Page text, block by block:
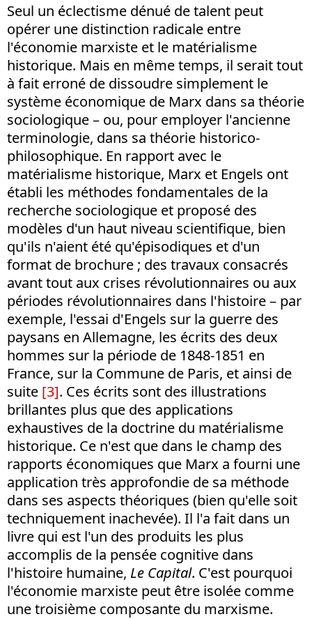
Seul un éclectisme dénué de talent peut
opérer une distinction radicale entre
l'économie marxiste et le matérialisme
historique. Mais en même temps, il serait tout
à fait erroné de dissoudre simplement le
système économique de Marx dans sa théorie
sociologique – ou, pour employer l'ancienne
terminologie, dans sa théorie historico-
philosophique. En rapport avec le
matérialisme historique, Marx et Engels ont
établi les méthodes fondamentales de la
recherche sociologique et proposé des
modèles d'un haut niveau scientifique, bien
qu'ils n'aient été qu'épisodiques et d'un
format de brochure ; des travaux consacrés
avant tout aux crises révolutionnaires ou aux
périodes révolutionnaires dans l'histoire – par
exemple, l'essai d'Engels sur la guerre des
paysans en Allemagne, les écrits des deux
hommes sur la période de 1848-1851 en
France, sur la Commune de Paris, et ainsi de
suite [3]. Ces écrits sont des illustrations
brillantes plus que des applications
exhaustives de la doctrine du matérialisme
historique. Ce n'est que dans le champ des
rapports économiques que Marx a fourni une
application très approfondie de sa méthode
dans ses aspects théoriques (bien qu'elle soit
techniquement inachevée). Il l'a fait dans un
livre qui est l'un des produits les plus
accomplis de la pensée cognitive dans
l'histoire humaine, Le Capital. C'est pourquoi
l'économie marxiste peut être isolée comme
une troisième composante du marxisme.